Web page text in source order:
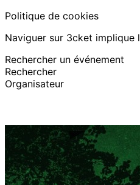
Politique de cookies
Naviguer sur 3cket implique
Rechercher un événement
Rechercher
Organisateur
Français
Assistance au participant
Login